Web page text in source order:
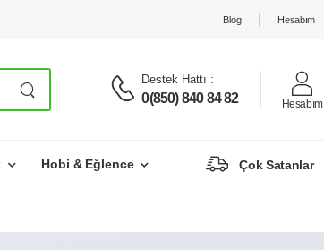
Blog Hesabım
Destek Hattı :
0(850) 840 84 82 Hesabım
Hobi & Eğlence Çok Satanlar